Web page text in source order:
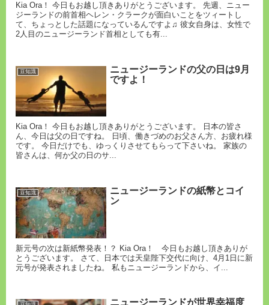
Kia Ora！ 今日もお越し頂きありがとうございます。 先週、ニュー
ジーランドの前首相ヘレン・クラークが面白いことをツィートし
て、ちょっとした話題になっているんですよ♫ 彼女自身は、女性で
2人目のニュージーランド首相としても有...
豆知識
ニュージーランドの父の日は9月
ですよ！
Kia Ora！ 今日もお越し頂きありがとうございます。 日本の皆さ
ん、今日は父の日ですね。 日頃、働きづめのお父さん方、お疲れ様
です。 今日だけでも、ゆっくりさせてもらって下さいね。 家族の
皆さんは、何か父の日のサ...
豆知識
ニュージーランドの紙幣とコイ
ン
新元号の次は新紙幣発表！？ Kia Ora！ 今日もお越し頂きありが
とうございます。 さて、日本では天皇陛下交代に向け、4月1日に新
元号が発表されましたね。 私もニュージーランドから、イ...
ニュージーランドが世界幸福度